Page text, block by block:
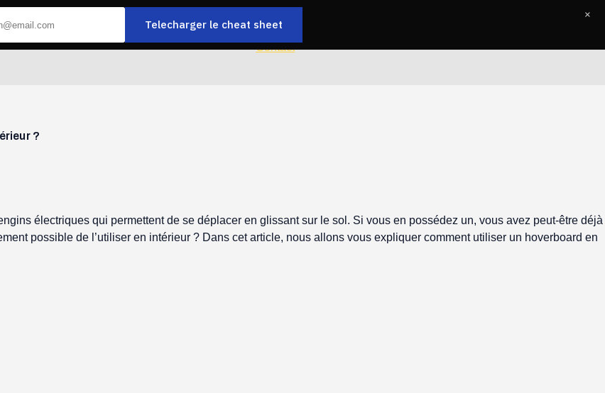
Accueil Le Journal Contact
?
électriques qui permettent de se déplacer en glissant sur le sol. Si vous en possédez un, vous avez peut-être déjà
possible de l’utiliser en intérieur ? Dans cet article, nous allons vous expliquer comment utiliser un hoverboard en
Telecharger le cheat sheet
×